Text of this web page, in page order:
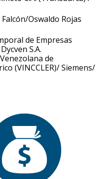
Oswaldo Rojas
de Empresas
S.A.
de
(VINCCLER)/ Siemens/